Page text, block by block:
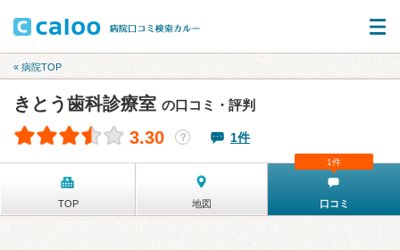
« 病院TOP
きとう歯科診療室 の口コミ・評判
3.30 ？ 1件
TOP 地図 口コミ
1件